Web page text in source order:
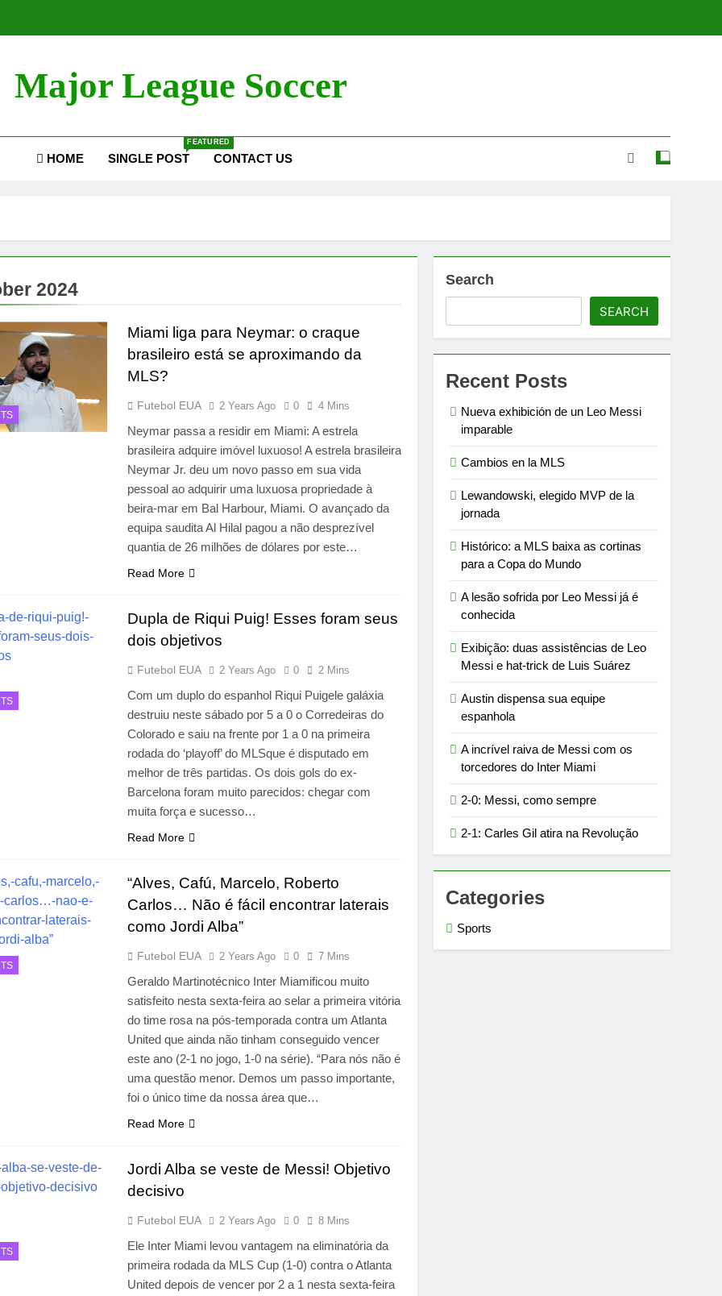
Major League Soccer
HOME SINGLE POST
FEATURED
CONTACT US
2024
Miami liga para Neymar: o craque
brasileiro está se aproximando da
MLS?
Futebol EUA 2 Years Ago 0 4 Mins
Neymar passa a residir em Miami: A estrela
brasileira adquire imóvel luxuoso! A estrela brasileira
Neymar Jr. deu um novo passo em sua vida
pessoal ao adquirir uma luxuosa propriedade à
beira-mar em Bal Harbour, Miami. O avançado da
equipa saudita Al Hilal pagou a não desprezível
quantia de 26 milhões de dólares por este…
Read More
Dupla de Riqui Puig! Esses foram seus
dois objetivos
Futebol EUA 2 Years Ago 0 2 Mins
Com um duplo do espanhol Riqui Puigele galáxia
destruiu neste sábado por 5 a 0 o Corredeiras do
Colorado e saiu na frente por 1 a 0 na primeira
rodada do ‘playoff’ do MLSque é disputado em
melhor de três partidas. Os dois gols do ex-
Barcelona foram muito parecidos: chegar com
muita força e sucesso…
Read More
“Alves, Cafú, Marcelo, Roberto
Carlos… Não é fácil encontrar laterais
como Jordi Alba”
Futebol EUA 2 Years Ago 0 7 Mins
Geraldo Martinotécnico Inter Miamificou muito
satisfeito nesta sexta-feira ao selar a primeira vitória
do time rosa na pós-temporada contra um Atlanta
United que ainda não tinham conseguido vencer
este ano (2-1 no jogo, 1-0 na série). “Para nós não é
uma questão menor. Demos um passo importante,
foi o único time da nossa área que…
Read More
Jordi Alba se veste de Messi! Objetivo
decisivo
Futebol EUA 2 Years Ago 0 8 Mins
Ele Inter Miami levou vantagem na eliminatória da
primeira rodada da MLS Cup (1-0) contra o Atlanta
United depois de vencer por 2 a 1 nesta sexta-feira
Search
SEARCH
Recent Posts
Nueva exhibición de un Leo Messi
imparable
Cambios en la MLS
Lewandowski, elegido MVP de la
jornada
Histórico: a MLS baixa as cortinas
para a Copa do Mundo
A lesão sofrida por Leo Messi já é
conhecida
Exibição: duas assistências de Leo
Messi e hat-trick de Luis Suárez
Austin dispensa sua equipe
espanhola
A incrível raiva de Messi com os
torcedores do Inter Miami
2-0: Messi, como sempre
2-1: Carles Gil atira na Revolução
Categories
Sports